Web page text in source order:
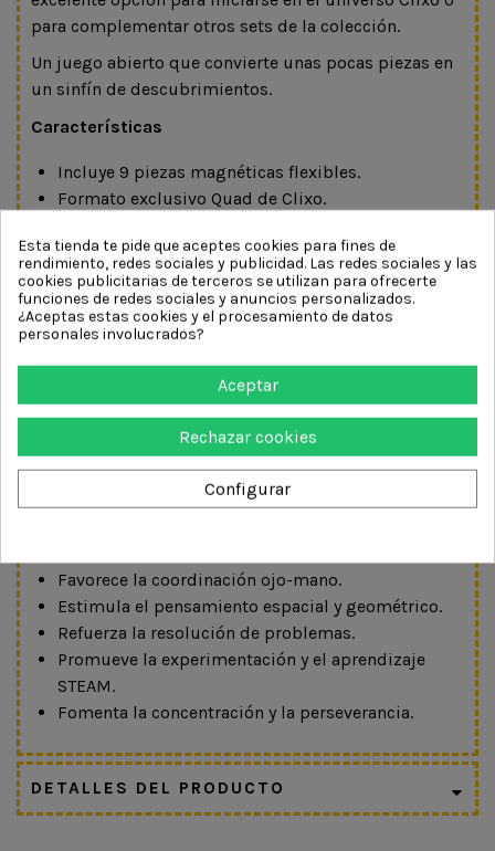
para complementar otros sets de la colección.
Un juego abierto que convierte unas pocas piezas en
un sinfín de descubrimientos.
Características
Incluye 9 piezas magnéticas flexibles.
Formato exclusivo Quad de Clixo.
diferentes.
Diseño ligero y portátil.
Compatible con el resto de sets de la colección.
Ideal para llevar de viaje.
Recomendado a partir de 4 años.
Función pedagógica
Este material favorece el aprendizaje a través de la
exploración y el juego creativo:
Favorece la coordinación ojo-mano.
Estimula el pensamiento espacial y geométrico.
Refuerza la resolución de problemas.
Promueve la experimentación y el aprendizaje
STEAM.
Fomenta la concentración y la perseverancia.
DETALLES DEL PRODUCTO
Esta tienda te pide que aceptes cookies para fines de
rendimiento, redes sociales y publicidad. Las redes sociales y las
cookies publicitarias de terceros se utilizan para ofrecerte
funciones de redes sociales y anuncios personalizados.
¿Aceptas estas cookies y el procesamiento de datos
personales involucrados?
Aceptar
Rechazar cookies
Configurar